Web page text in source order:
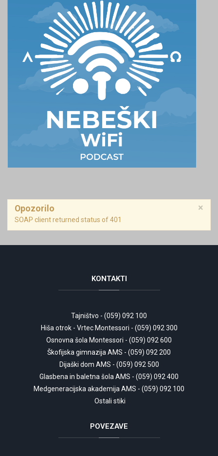
×
Opozorilo
SOAP client returned status of 401
KONTAKTI
Tajništvo - (059) 092 100
Hiša otrok - Vrtec Montessori - (059) 092 300
Osnovna šola Montessori - (059) 092 600
Škofijska gimnazija AMS - (059) 092 200
Dijaški dom AMS - (059) 092 500
Glasbena in baletna šola AMS - (059) 092 400
Medgeneracijska akademija AMS - (059) 092 100
Ostali stiki
POVEZAVE